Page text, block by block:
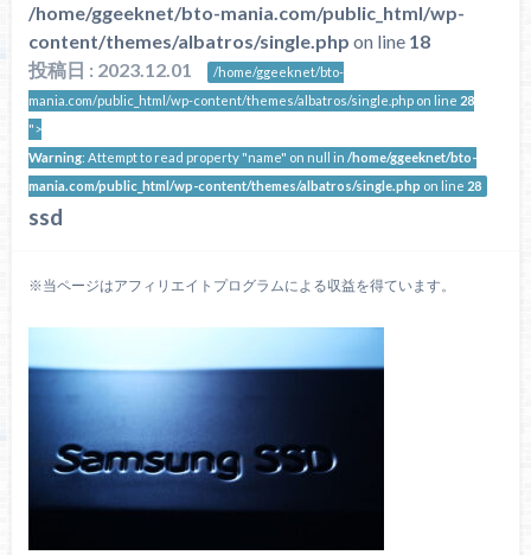
/home/ggeeknet/bto-mania.com/public_html/wp-
content/themes/albatros/single.php on line 18
投稿日 : 2023.12.01
/home/ggeeknet/bto-
mania.com/public_html/wp-content/themes/albatros/single.php on line 28
">
Warning: Attempt to read property "name" on null in/home/ggeeknet/bto-
mania.com/public_html/wp-content/themes/albatros/single.php on line 28
ssd
※当ページはアフィリエイトプログラムによる収益を得ています。